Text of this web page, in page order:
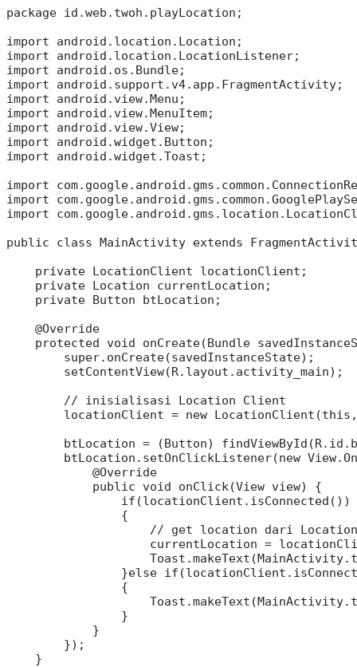
package id.web.twoh.playLocation;
import android.location.Location;
import android.location.LocationListener;
import android.os.Bundle;
import android.support.v4.app.FragmentActivity;
import android.view.Menu;
import android.view.MenuItem;
import android.view.View;
import android.widget.Button;
import android.widget.Toast;
import
import
import
public class MainActivity extends
    private LocationClient locationClient;
    private Location currentLocation;
    private Button btLocation;
    @Override
protected void onCreate(Bundle
        super.onCreate(savedInstanceState);
        setContentView(R.layout.activity_main);
        // inisialisasi Location Client
locationClient = new
btLocation = (Button)
btLocation.setOnClickListener(new
            @Override
            public void onClick(View view) {
                if(locationClient.isConnected())
                {
// get location dari
currentLocation =
}else
                {
                }
            }
        });
    }